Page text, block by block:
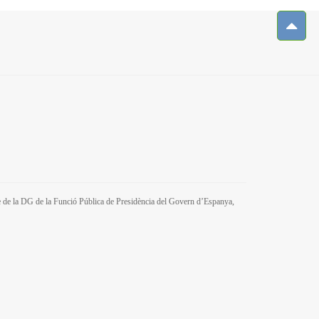
la DG de la Funció Pública de Presidència del Govern d’Espanya,